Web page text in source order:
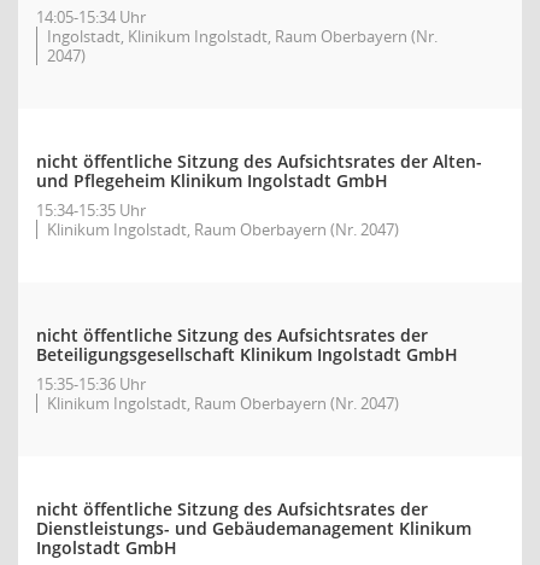
14:05-15:34 Uhr
Ingolstadt, Klinikum Ingolstadt, Raum Oberbayern (Nr.
2047)
nicht öffentliche Sitzung des Aufsichtsrates der Alten-
und Pflegeheim Klinikum Ingolstadt GmbH
15:34-15:35 Uhr
Klinikum Ingolstadt, Raum Oberbayern (Nr. 2047)
nicht öffentliche Sitzung des Aufsichtsrates der
Beteiligungsgesellschaft Klinikum Ingolstadt GmbH
15:35-15:36 Uhr
Klinikum Ingolstadt, Raum Oberbayern (Nr. 2047)
nicht öffentliche Sitzung des Aufsichtsrates der
Dienstleistungs- und Gebäudemanagement Klinikum
Ingolstadt GmbH